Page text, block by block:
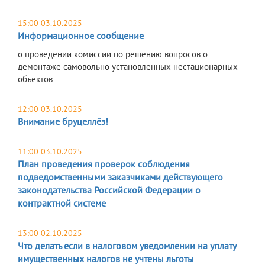
15:00 03.10.2025
Информационное сообщение
о проведении комиссии по решению вопросов о
демонтаже самовольно установленных нестационарных
объектов
12:00 03.10.2025
Внимание бруцеллёз!
11:00 03.10.2025
План проведения проверок соблюдения
подведомственными заказчиками действующего
законодательства Российской Федерации о
контрактной системе
13:00 02.10.2025
Что делать если в налоговом уведомлении на уплату
имущественных налогов не учтены льготы